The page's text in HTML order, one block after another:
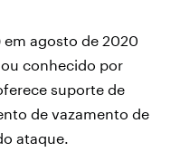
em agosto de 2020
conhecido por
suporte de
de vazamento de
ataque.